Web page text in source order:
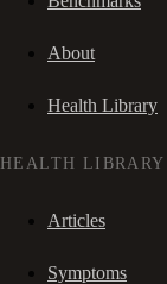
About
Health Library
HEALTH LIBRARY
Articles
Symptoms